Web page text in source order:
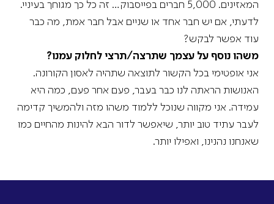
המאזינים. 5,000 חברים בפייסבוק… זה כל כך מגוחך בעיניי.
לדעתי, אם יש חבר אחד או שניים אבל חבר אמת, מה כבר
עוד אפשר לבקש?
משהו נוסף על עצמך שתרצה/תרצי לחלוק עמנו?
אני אופטימי בכל הקשור לתוצאה שתהיה לאסון הקורונה.
האנושות הראתה לנו כבר בעבר, פעם אחר פעם, כמה היא
עמידה. אני מקווה שנוכל ללמוד משהו מזה ולהמשיך קדימה
לעבר עתיד טוב יותר, שיאפשר לדור הבא להינות מהחיים כמו
שאנחנו נהנינו, ואפילו יותר.